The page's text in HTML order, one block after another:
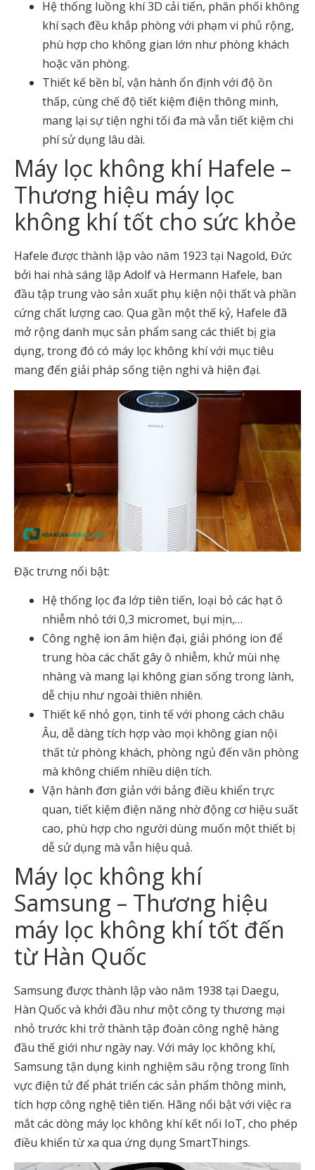
Hệ thống luồng khí 3D cải tiến, phân phối không
khí sạch đều khắp phòng với phạm vi phủ rộng,
phù hợp cho không gian lớn như phòng khách
hoặc văn phòng.
Thiết kế bền bỉ, vận hành ổn định với độ ồn
thấp, cùng chế độ tiết kiệm điện thông minh,
mang lại sự tiện nghi tối đa mà vẫn tiết kiệm chi
phí sử dụng lâu dài.
Máy lọc không khí Hafele –
Thương hiệu máy lọc
không khí tốt cho sức khỏe
Hafele được thành lập vào năm 1923 tại Nagold, Đức
bởi hai nhà sáng lập Adolf và Hermann Hafele, ban
đầu tập trung vào sản xuất phụ kiện nội thất và phần
cứng chất lượng cao. Qua gần một thế kỷ, Hafele đã
mở rộng danh mục sản phẩm sang các thiết bị gia
dụng, trong đó có máy lọc không khí với mục tiêu
mang đến giải pháp sống tiện nghi và hiện đại.
Đặc trưng nổi bật:
Hệ thống lọc đa lớp tiên tiến, loại bỏ các hạt ô
nhiễm nhỏ tới 0,3 micromet, bụi mịn,…
Công nghệ ion âm hiện đại, giải phóng ion để
trung hòa các chất gây ô nhiễm, khử mùi nhẹ
nhàng và mang lại không gian sống trong lành,
dễ chịu như ngoài thiên nhiên.
Thiết kế nhỏ gọn, tinh tế với phong cách châu
Âu, dễ dàng tích hợp vào mọi không gian nội
thất từ phòng khách, phòng ngủ đến văn phòng
mà không chiếm nhiều diện tích.
Vận hành đơn giản với bảng điều khiển trực
quan, tiết kiệm điện năng nhờ động cơ hiệu suất
cao, phù hợp cho người dùng muốn một thiết bị
dễ sử dụng mà vẫn hiệu quả.
Máy lọc không khí
Samsung – Thương hiệu
máy lọc không khí tốt đến
từ Hàn Quốc
Samsung được thành lập vào năm 1938 tại Daegu,
Hàn Quốc và khởi đầu như một công ty thương mại
nhỏ trước khi trở thành tập đoàn công nghệ hàng
đầu thế giới như ngày nay. Với máy lọc không khí,
Samsung tận dụng kinh nghiệm sâu rộng trong lĩnh
vực điện tử để phát triển các sản phẩm thông minh,
tích hợp công nghệ tiên tiến. Hãng nổi bật với việc ra
mắt các dòng máy lọc không khí kết nối IoT, cho phép
điều khiển từ xa qua ứng dụng SmartThings.